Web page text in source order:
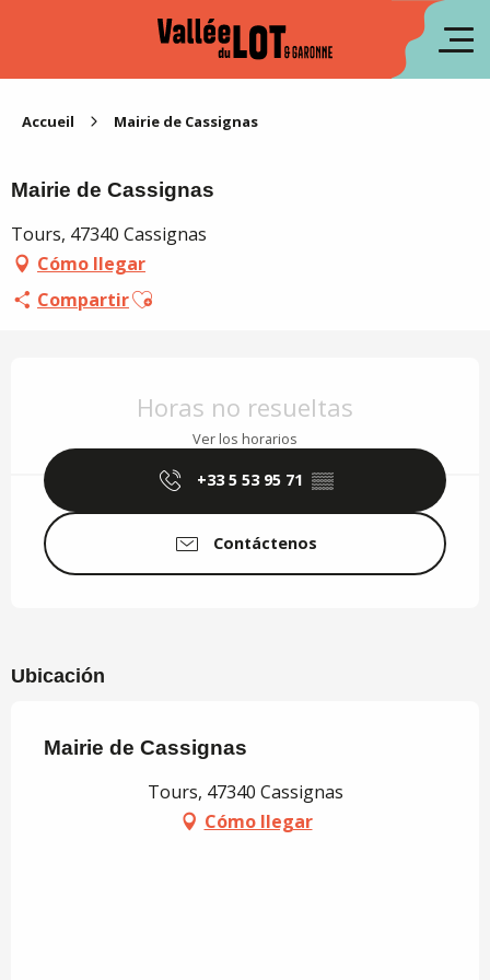
Accueil Mairie de Cassignas
Mairie de Cassignas
Tours, 47340 Cassignas
Cómo llegar
CompartirAjouter aux favoris
Horas no resueltas
Ver los horarios
+33 5 53 95 71 ▒▒
Contáctenos
Ubicación
Mairie de Cassignas
Tours, 47340 Cassignas
Cómo llegar